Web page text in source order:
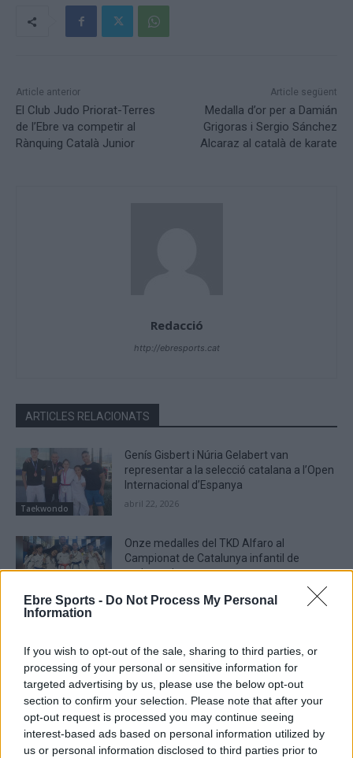
Ebre Sports - Do Not Process My Personal
Information
If you wish to opt-out of the sale, sharing to third parties, or
processing of your personal or sensitive information for
targeted advertising by us, please use the below opt-out
section to confirm your selection. Please note that after your
opt-out request is processed you may continue seeing
interest-based ads based on personal information utilized by
us or personal information disclosed to third parties prior to
Article anterior
El Club Judo Priorat-Terres
de l’Ebre va competir al
Rànquing Català Junior
Article següent
Medalla d’or per a Damián
Grigoras i Sergio Sánchez
Alcaraz al català de karate
Redacció
http://ebresports.cat
ARTICLES RELACIONATS
Taekwondo
Genís Gisbert i Núria Gelabert van
representar a la selecció catalana a l’Open
Internacional d’Espanya
abril 22, 2026
Taekwondo
Onze medalles del TKD Alfaro al
Campionat de Catalunya infantil de
taekwondo
Taekwondo
Open d’Aragó de taekwondo
març 25, 2026